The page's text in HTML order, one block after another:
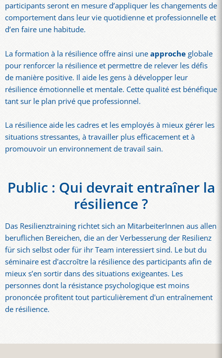
participants seront en mesure d’appliquer les changements de
comportement dans leur vie quotidienne et professionnelle et
d’en faire une habitude.
La formation à la résilience offre ainsi uneapprocheglobale
pour renforcer la résilience et permettre de relever les défis
de manière positive. Il aide les gens à développer leur
résilience émotionnelle et mentale. Cette qualité est bénéfique
tant sur le plan privé que professionnel.
La résilience aide les cadres et les employés à mieux gérer les
situations stressantes, à travailler plus efficacement et à
promouvoir un environnement de travail sain.
Public : Qui devrait entraîner la
résilience ?
Das Resilienztraining richtet sich an MitarbeiterInnen aus allen
beruf­lichen Bereichen, die an der Verbesserung der Resilienz
für sich selbst oder für ihr Team interessiert sind. Le but du
séminaire est d'accroître la résilience des participants afin de
mieux s’en sortir dans des situations exigeantes. Les
personnes dont la résistance psychologique est moins
prononcée profitent tout particulièrement d'un entraînement
de résilience.